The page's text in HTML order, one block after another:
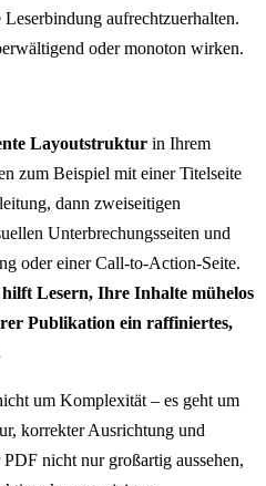
aufrechtzuerhalten.
oder monoton wirken.
Layoutstruktur in Ihrem
zum Beispiel mit einer Titelseite
dann zweiseitigen
Unterbrechungsseiten und
oder einer Call-to-Action-Seite.
Lesern, Ihre Inhalte mühelos
Publikation ein raffiniertes,
um Komplexität – es geht um
korrekter Ausrichtung und
nicht nur großartig aussehen,